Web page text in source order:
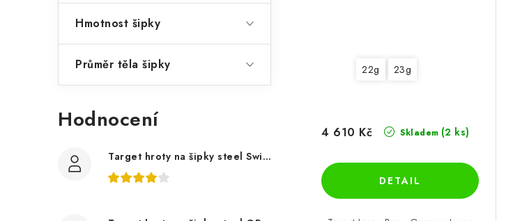
Hmotnost šipky
Průměr těla šipky
Hodnocení
Target hroty na šipky steel Swiss Point Nano, černé
22g 23g
Skladem (2 ks)
4 610 Kč